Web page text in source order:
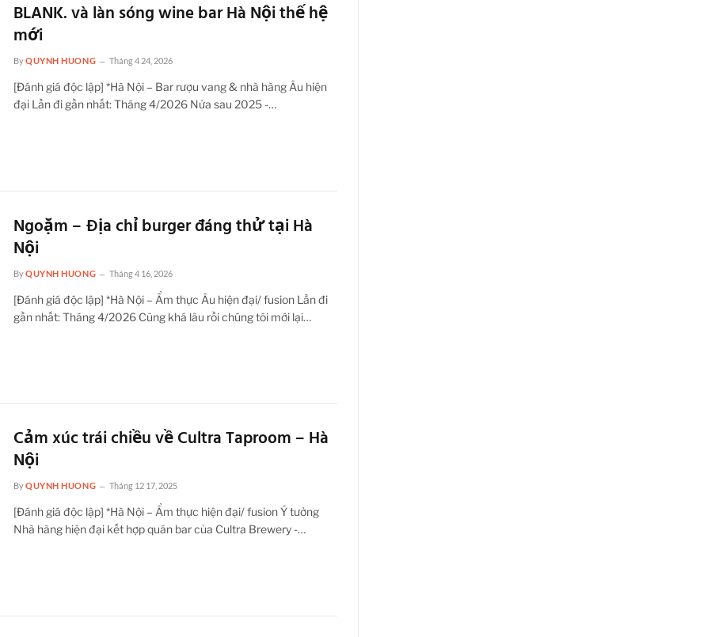
BLANK. và làn sóng wine bar Hà Nội thế hệ
mới
ByQUYNH HUONG Tháng 4 24, 2026
[Đánh giá độc lập] *Hà Nội – Bar rượu vang & nhà hàng Âu hiện
đại Lần đi gần nhất: Tháng 4/2026 Nửa sau 2025 -…
Ngoặm – Địa chỉ burger đáng thử tại Hà
Nội
ByQUYNH HUONG Tháng 4 16, 2026
[Đánh giá độc lập] *Hà Nội – Ẩm thực Âu hiện đại/ fusion Lần đi
gần nhất: Tháng 4/2026 Cũng khá lâu rồi chúng tôi mới lại…
Cảm xúc trái chiều về Cultra Taproom – Hà
Nội
ByQUYNH HUONG Tháng 12 17, 2025
[Đánh giá độc lập] *Hà Nội – Ẩm thực hiện đại/ fusion Ý tưởng
Nhà hàng hiện đại kết hợp quán bar của Cultra Brewery -…